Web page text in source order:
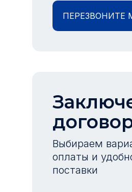
ПЕРЕЗВОНИТЕ
Выбираем
оплаты и
поставки